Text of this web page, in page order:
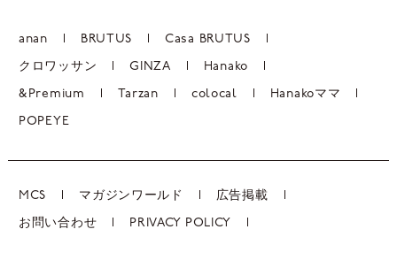
anan BRUTUS Casa BRUTUS
クロワッサン GINZA Hanako
&Premium Tarzan colocal Hanakoママ
POPEYE
MCS マガジンワールド 広告掲載
お問い合わせ PRIVACY POLICY